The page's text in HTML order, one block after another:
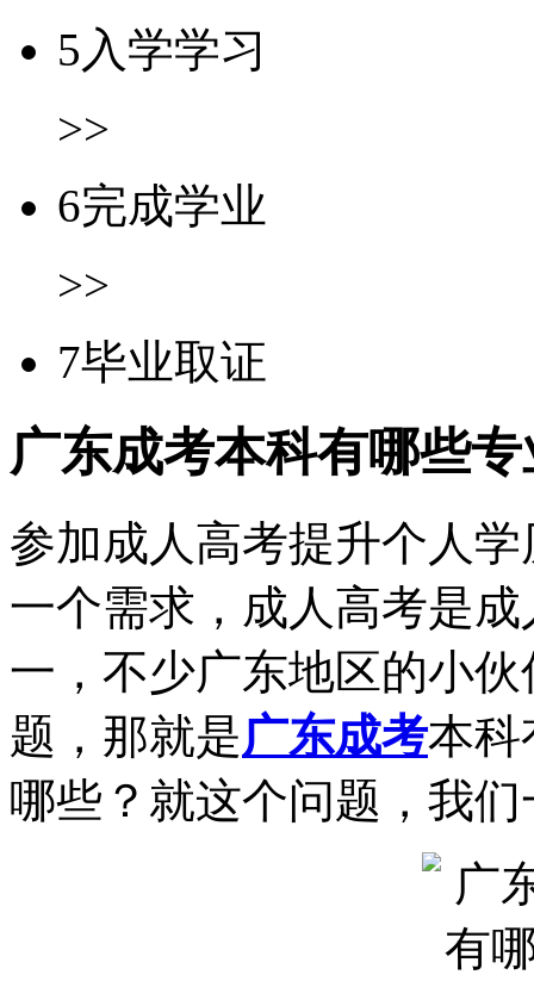
5入学学习
>>
6完成学业
>>
7毕业取证
广东成考本科有哪些
参加成人高考提升个人
一个需求，成人高考是
一，不少广东地区的小
题，那就是广东成考本科
哪些？就这个问题，我